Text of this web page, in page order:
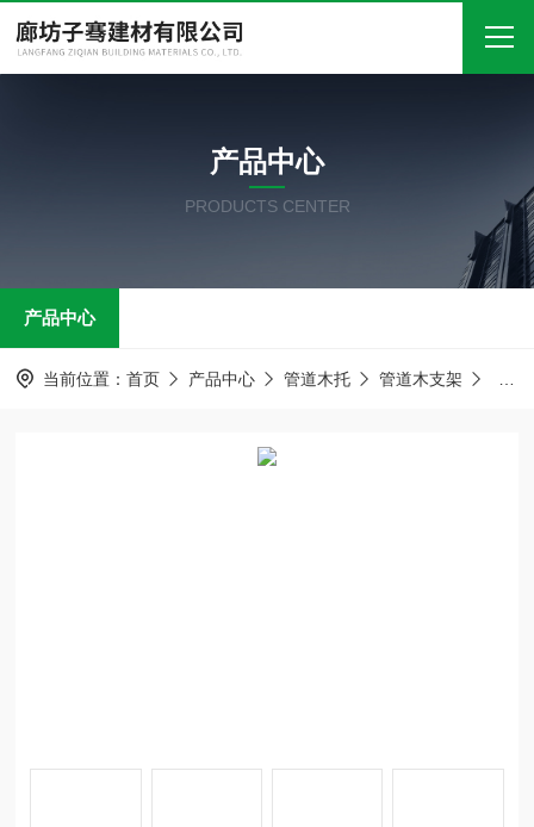
关于我们
产品中心
在线留言
产品中心
PRODUCTS CENTER
产品中心
当前位置： 首页 产品中心 管道木托 管道木支架